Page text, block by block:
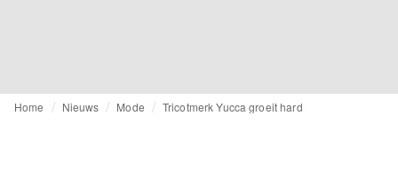
Home Nieuws Mode Tricotmerk Yucca groeit hard